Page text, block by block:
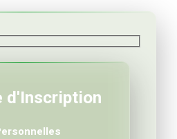
d'Inscription